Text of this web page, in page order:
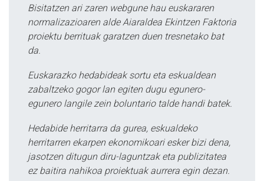
Bisitatzen ari zaren webgune hau euskararen
normalizazioaren alde Aiaraldea Ekintzen Faktoria
proiektu berrituak garatzen duen tresnetako bat
da.
Euskarazko hedabideak sortu eta eskualdean
zabaltzeko gogor lan egiten dugu egunero-
egunero langile zein boluntario talde handi batek.
Hedabide herritarra da gurea, eskualdeko
herritarren ekarpen ekonomikoari esker bizi dena,
jasotzen ditugun diru-laguntzak eta publizitatea
ez baitira nahikoa proiektuak aurrera egin dezan.